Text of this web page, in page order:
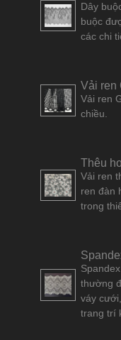
Dây
buộc
các chi
Vải ren
Vải ren
chiều.
Thêu
Vải ren
ren đàn
trong
thường
váy
trang trí